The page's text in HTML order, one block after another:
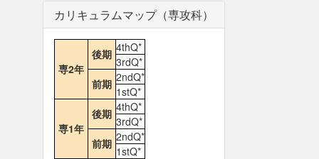
カリキュラムマップ（専攻科）
専2年
後期 4thQ*
3rdQ*
前期 2ndQ*
1stQ*
専1年
後期 4thQ*
3rdQ*
前期 2ndQ*
1stQ*